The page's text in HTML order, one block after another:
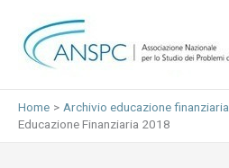
contenuto
Home
Archivio educazione finanziaria
Educazione Finanziaria 2018